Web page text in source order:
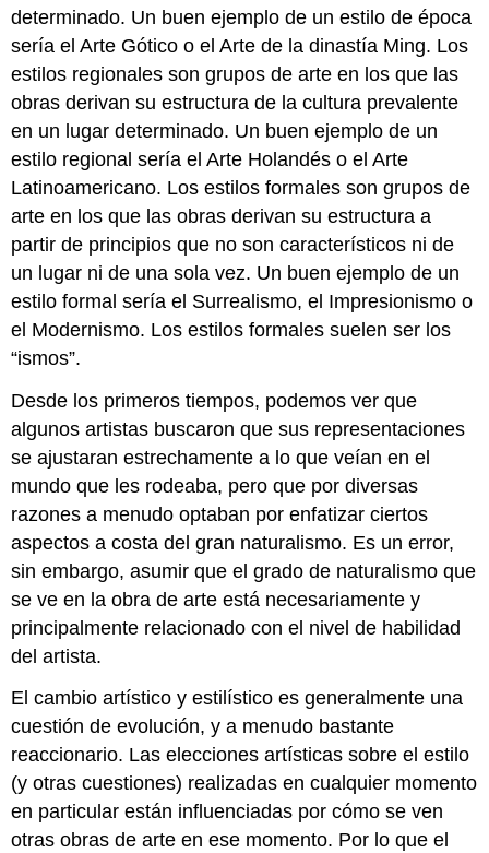
determinado. Un buen ejemplo de un estilo de época
sería el Arte Gótico o el Arte de la dinastía Ming. Los
estilos regionales son grupos de arte en los que las
obras derivan su estructura de la cultura prevalente
en un lugar determinado. Un buen ejemplo de un
estilo regional sería el Arte Holandés o el Arte
Latinoamericano. Los estilos formales son grupos de
arte en los que las obras derivan su estructura a
partir de principios que no son característicos ni de
un lugar ni de una sola vez. Un buen ejemplo de un
estilo formal sería el Surrealismo, el Impresionismo o
el Modernismo. Los estilos formales suelen ser los
“ismos”.
Desde los primeros tiempos, podemos ver que
algunos artistas buscaron que sus representaciones
se ajustaran estrechamente a lo que veían en el
mundo que les rodeaba, pero que por diversas
razones a menudo optaban por enfatizar ciertos
aspectos a costa del gran naturalismo. Es un error,
sin embargo, asumir que el grado de naturalismo que
se ve en la obra de arte está necesariamente y
principalmente relacionado con el nivel de habilidad
del artista.
El cambio artístico y estilístico es generalmente una
cuestión de evolución, y a menudo bastante
reaccionario. Las elecciones artísticas sobre el estilo
(y otras cuestiones) realizadas en cualquier momento
en particular están influenciadas por cómo se ven
otras obras de arte en ese momento. Por lo que el